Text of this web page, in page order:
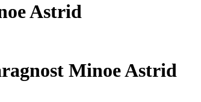
Astrid
Minoe Astrid